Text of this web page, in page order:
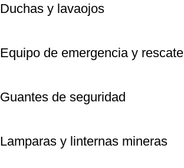
Duchas y lavaojos
Equipo de emergencia y rescate
Guantes de seguridad
Lamparas y linternas mineras